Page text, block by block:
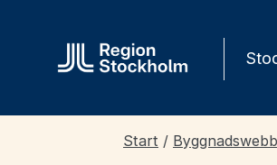
Start /